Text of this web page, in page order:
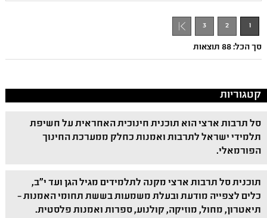
1
2
3
סך הכל: 88 תוצאות
קטגוריות
סל תרבות ארצי הוא תוכנית חינוכית האחראית על חשיפת
תלמידי ישראל לתרבות ואמנות כחלק ממערכת החינוך
הפורמאלי.
תוכנית סל תרבות ארצי מקנה לתלמידים מגיל הגן ועד י"ב,
כלים לצפייה מודעת ובעלת משמעות בששת תחומי האמנות –
תיאטרון, מחול, מוזיקה, קולנוע, ספרות ואמנות פלסטית.